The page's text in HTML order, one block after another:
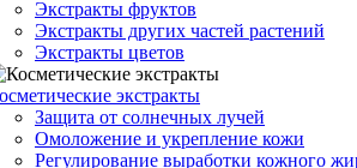
Экстракты фруктов
Экстракты других частей растений
Экстракты цветов
экстракты
Защита от солнечных лучей
Омоложение и укрепление кожи
Регулирование выработки кожного